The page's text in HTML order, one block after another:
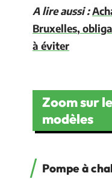
A lire aussi :
Bruxelles,
à éviter
Zoom sur
modèles
Pompe à